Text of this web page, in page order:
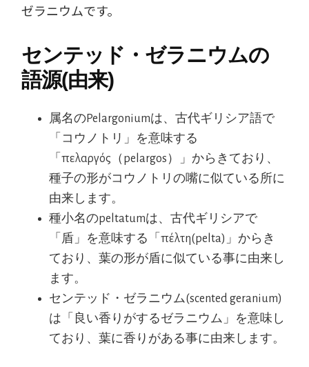
ゼラニウムです。
センテッド・ゼラニウムの
語源(由来)
属名のPelargoniumは、古代ギリシア語で
「コウノトリ」を意味する
「πελαργός（pelargos）」からきており、
種子の形がコウノトリの嘴に似ている所に
由来します。
種小名のpeltatumは、古代ギリシアで
「盾」を意味する「πέλτη(pelta)」からき
ており、葉の形が盾に似ている事に由来し
ます。
センテッド・ゼラニウム(scented geranium)
は「良い香りがするゼラニウム」を意味し
ており、葉に香りがある事に由来します。